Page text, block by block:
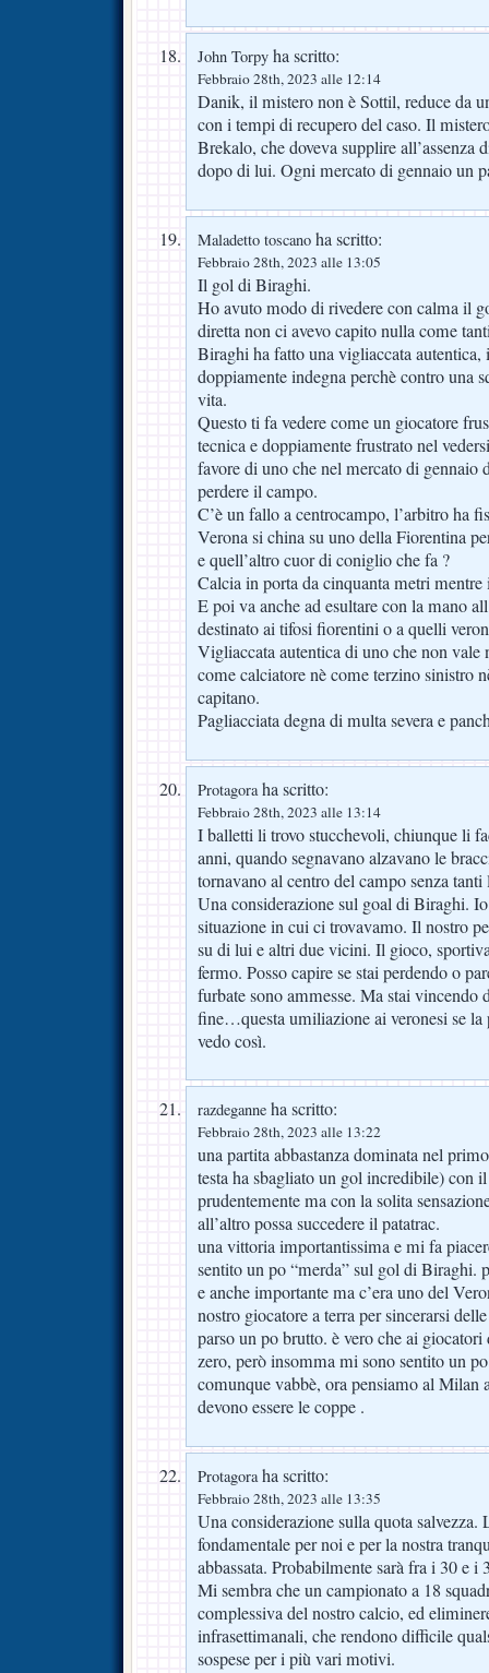
John Torpy ha scritto:
Febbraio 28th, 2023 alle 12:14
Danik, il mistero non è Sottil, reduce da
con i tempi di recupero del caso. Il
Brekalo, che doveva supplire all’assenza
dopo di lui. Ogni mercato di gennaio un
Maladetto toscano ha scritto:
Febbraio 28th, 2023 alle 13:05
Il gol di Biraghi.
Ho avuto modo di rivedere con calma il
diretta non ci avevo capito nulla come
Biraghi ha fatto una vigliaccata autentica,
doppiamente indegna perchè contro una
vita.
Questo ti fa vedere come un giocatore
tecnica e doppiamente frustrato nel
favore di uno che nel mercato di gennaio
perdere il campo.
C’è un fallo a centrocampo, l’arbitro ha
Verona si china su uno della Fiorentina
e quell’altro cuor di coniglio che fa ?
Calcia in porta da cinquanta metri mentre
E poi va anche ad esultare con la mano
destinato ai tifosi fiorentini o a quelli
Vigliaccata autentica di uno che non vale
come calciatore nè come terzino sinistro
capitano.
Pagliacciata degna di multa severa e
Protagoraha scritto:
Febbraio 28th, 2023 alle 13:14
I balletti li trovo stucchevoli, chiunque li
anni, quando segnavano alzavano le
tornavano al centro del campo senza tanti
Una considerazione sul goal di Biraghi.
situazione in cui ci trovavamo. Il nostro
su di lui e altri due vicini. Il gioco,
fermo. Posso capire se stai perdendo o
furbate sono ammesse. Ma stai vincendo
fine…questa umiliazione ai veronesi se la
vedo così.
razdeganne ha scritto:
Febbraio 28th, 2023 alle 13:22
una partita abbastanza dominata nel
testa ha sbagliato un gol incredibile) con
prudentemente ma con la solita
all’altro possa succedere il patatrac.
una vittoria importantissima e mi fa
sentito un po “merda” sul gol di Biraghi.
e anche importante ma c’era uno del
nostro giocatore a terra per sincerarsi
parso un po brutto. è vero che ai
zero, però insomma mi sono sentito un
comunque vabbè, ora pensiamo al Milan
devono essere le coppe .
Protagoraha scritto:
Febbraio 28th, 2023 alle 13:35
Una considerazione sulla quota
fondamentale per noi e per la nostra
abbassata. Probabilmente sarà fra i 30 e i
Mi sembra che un campionato a 18
complessiva del nostro calcio, ed
infrasettimanali, che rendono difficile
sospese per i più vari motivi.